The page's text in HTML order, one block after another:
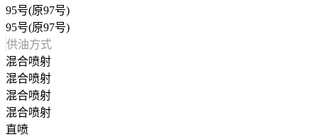
95号(原97号)
95号(原97号)
供油方式
混合喷射
混合喷射
混合喷射
混合喷射
直喷